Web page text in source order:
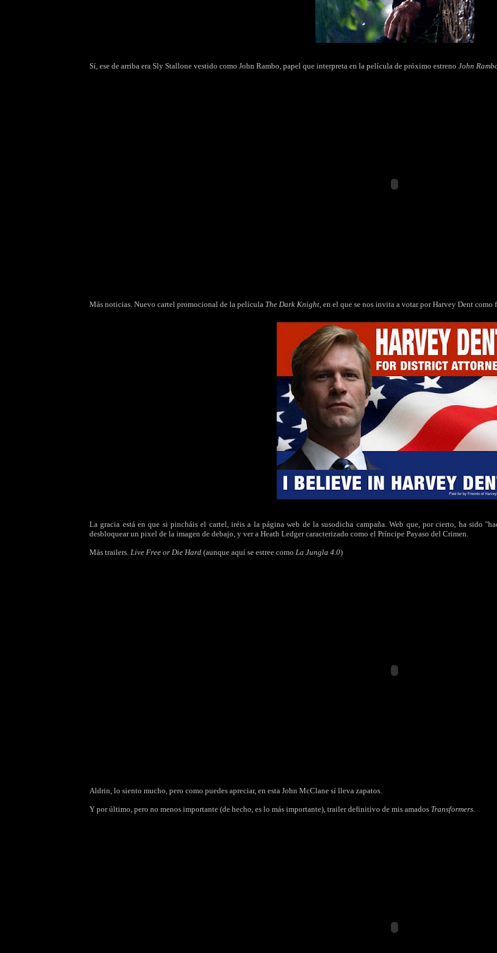
Sí, ese de arriba era Sly Stallone vestido como John Rambo, papel que interpreta en la película de próximo estreno John
Más noticias. Nuevo cartel promocional de la película The Dark Knight, en el que se nos invita a votar por Harvey Dent
La gracia está en que si pincháis el cartel, iréis a la página web de la susodicha campaña. Web que, por cierto, ha sido
desbloquear un pixel de la imagen de debajo, y ver a Heath Ledger caracterizado como el Príncipe Payaso del Crimen.
Más trailers. Live Free or Die Hard (aunque aquí se estree como La Jungla 4.0)
Aldrin, lo siento mucho, pero como puedes apreciar, en esta John McClane sí lleva zapatos.
Y por último, pero no menos importante (de hecho, es lo más importante), trailer definitivo de mis amados Transformers.